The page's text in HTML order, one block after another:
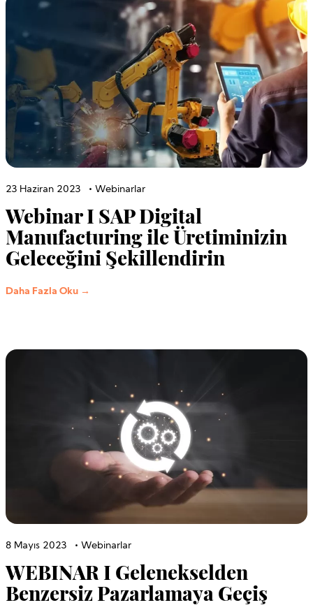
23 Haziran 2023 • Webinarlar
Webinar I SAP Digital
Manufacturing ile Üretiminizin
Geleceğini Şekillendirin
Daha Fazla Oku →
8 Mayıs 2023 • Webinarlar
WEBINAR I Gelenekselden
Benzersiz Pazarlamaya Geçiş